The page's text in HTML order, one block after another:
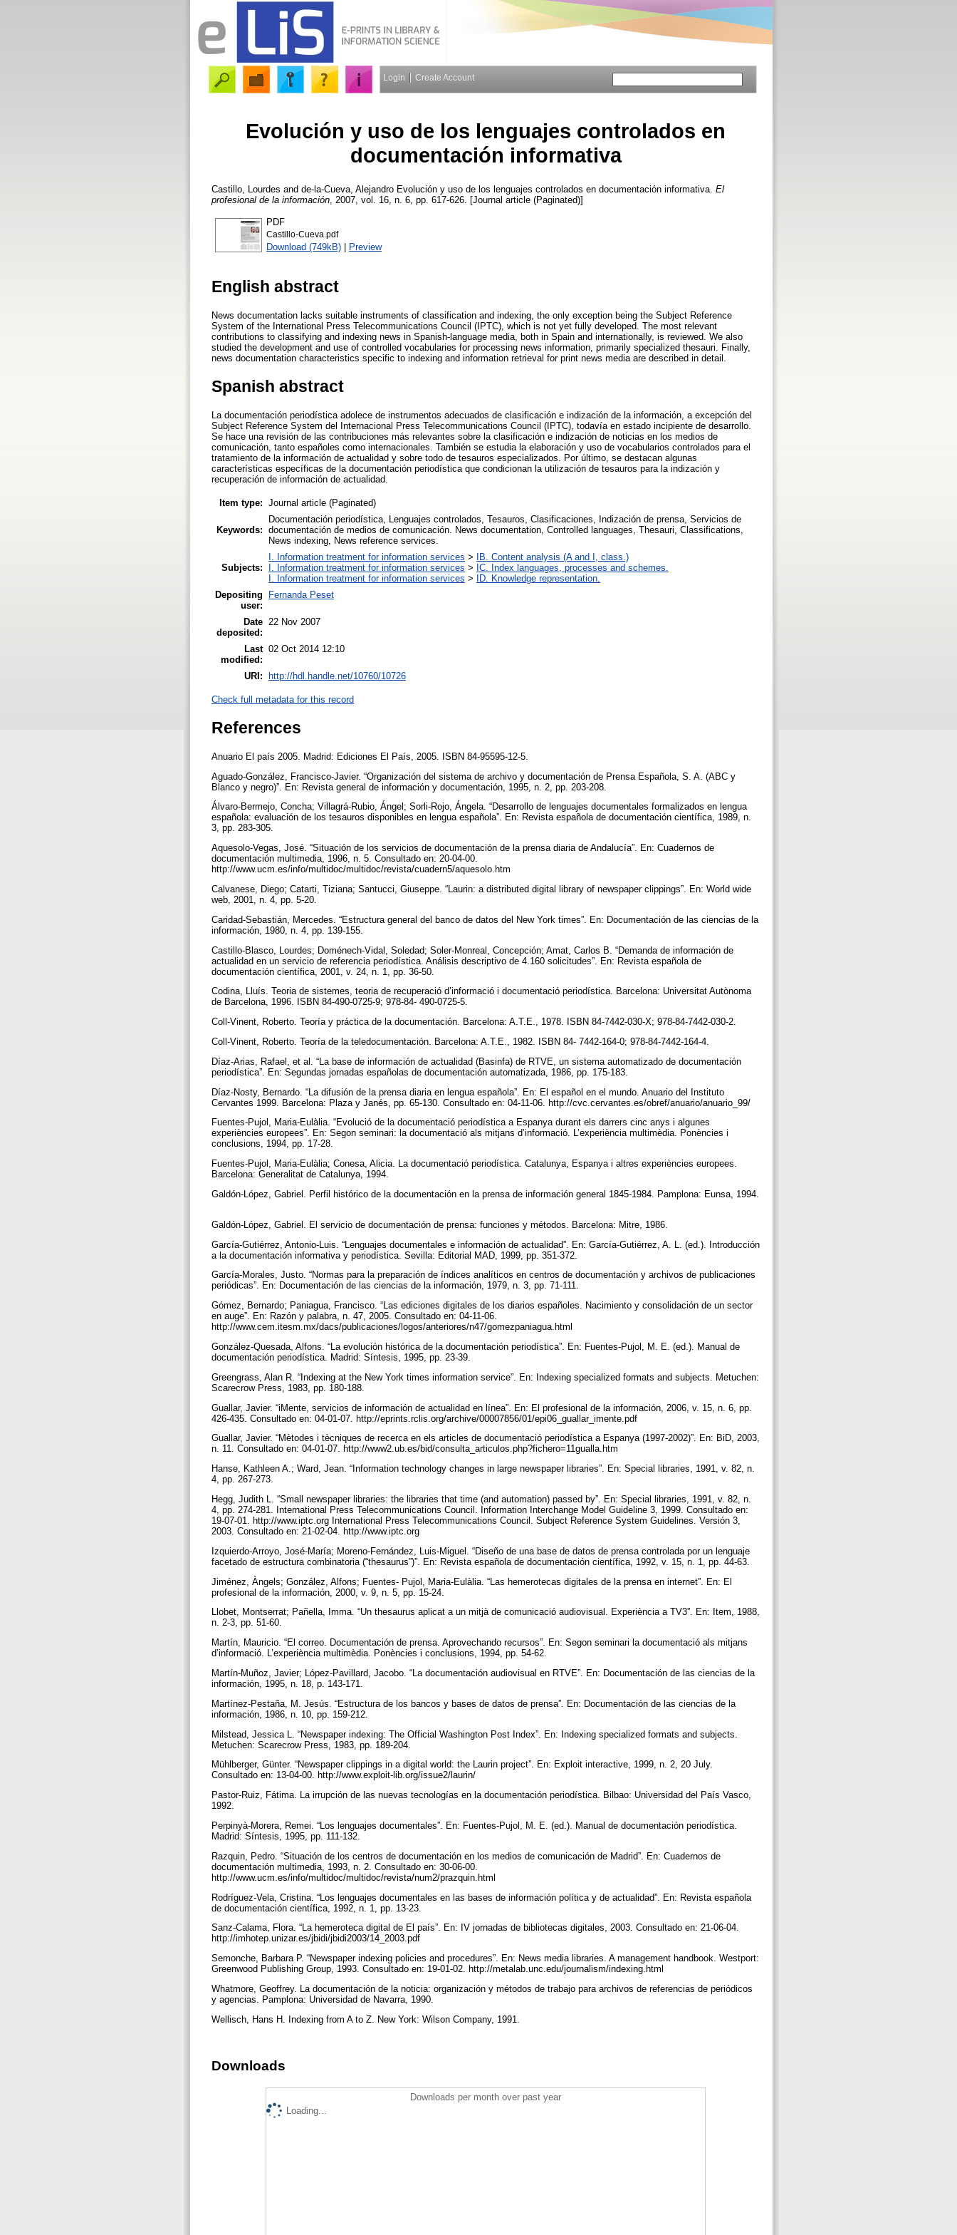
Login Create Account
Evolución y uso de los lenguajes controlados en
documentación informativa
Castillo, Lourdes and de-la-Cueva, Alejandro Evolución y uso de los lenguajes controlados en documentación informativa. El
profesional de la información , 2007, vol. 16, n. 6, pp. 617-626. [Journal article (Paginated)]
PDF
Castillo-Cueva.pdf
Download (749kB) | Preview
English abstract
News documentation lacks suitable instruments of classification and indexing, the only exception being the Subject Reference
System of the International Press Telecommunications Council (IPTC), which is not yet fully developed. The most relevant
contributions to classifying and indexing news in Spanish-language media, both in Spain and internationally, is reviewed. We also
studied the development and use of controlled vocabularies for processing news information, primarily specialized thesauri. Finally,
news documentation characteristics specific to indexing and information retrieval for print news media are described in detail.
Spanish abstract
La documentación periodística adolece de instrumentos adecuados de clasificación e indización de la información, a excepción del
Subject Reference System del Internacional Press Telecommunications Council (IPTC), todavía en estado incipiente de desarrollo.
Se hace una revisión de las contribuciones más relevantes sobre la clasificación e indización de noticias en los medios de
comunicación, tanto españoles como internacionales. También se estudia la elaboración y uso de vocabularios controlados para el
tratamiento de la información de actualidad y sobre todo de tesauros especializados. Por último, se destacan algunas
características específicas de la documentación periodística que condicionan la utilización de tesauros para la indización y
recuperación de información de actualidad.
Item type: Journal article (Paginated)
Keywords:
Documentación periodística, Lenguajes controlados, Tesauros, Clasificaciones, Indización de prensa, Servicios de
documentación de medios de comunicación. News documentation, Controlled languages, Thesauri, Classifications,
News indexing, News reference services.
Subjects:
I. Information treatment for information services >
IB. Content analysis (A and I, class.)
I. Information treatment for information services > IC. Index languages, processes and schemes.
I. Information treatment for information services >
ID. Knowledge representation.
Depositing
user:
Fernanda Peset
Date
deposited:
22 Nov 2007
Last
modified:
02 Oct 2014 12:10
URI: http://hdl.handle.net/10760/10726
Check full metadata for this record
References
Anuario El país 2005. Madrid: Ediciones El País, 2005. ISBN 84-95595-12-5.
Aguado-González, Francisco-Javier. “Organización del sistema de archivo y documentación de Prensa Española, S. A. (ABC y
Blanco y negro)”. En: Revista general de información y documentación, 1995, n. 2, pp. 203-208.
Álvaro-Bermejo, Concha; Villagrá-Rubio, Ángel; Sorli-Rojo, Ángela. “Desarrollo de lenguajes documentales formalizados en lengua
española: evaluación de los tesauros disponibles en lengua española”. En: Revista española de documentación científica, 1989, n.
3, pp. 283-305.
Aquesolo-Vegas, José. “Situación de los servicios de documentación de la prensa diaria de Andalucía”. En: Cuadernos de
documentación multimedia, 1996, n. 5. Consultado en: 20-04-00.
http://www.ucm.es/info/multidoc/multidoc/revista/cuadern5/aquesolo.htm
Calvanese, Diego; Catarti, Tiziana; Santucci, Giuseppe. “Laurin: a distributed digital library of newspaper clippings”. En: World wide
web, 2001, n. 4, pp. 5-20.
Caridad-Sebastián, Mercedes. “Estructura general del banco de datos del New York times”. En: Documentación de las ciencias de la
información, 1980, n. 4, pp. 139-155.
Castillo-Blasco, Lourdes; Doménech-Vidal, Soledad; Soler-Monreal, Concepción; Amat, Carlos B. “Demanda de información de
actualidad en un servicio de referencia periodística. Análisis descriptivo de 4.160 solicitudes”. En: Revista española de
documentación científica, 2001, v. 24, n. 1, pp. 36-50.
Codina, Lluís. Teoria de sistemes, teoria de recuperació d’informació i documentació periodística. Barcelona: Universitat Autònoma
de Barcelona, 1996. ISBN 84-490-0725-9; 978-84- 490-0725-5.
Coll-Vinent, Roberto. Teoría y práctica de la documentación. Barcelona: A.T.E., 1978. ISBN 84-7442-030-X; 978-84-7442-030-2.
Coll-Vinent, Roberto. Teoría de la teledocumentación. Barcelona: A.T.E., 1982. ISBN 84- 7442-164-0; 978-84-7442-164-4.
Díaz-Arias, Rafael, et al. “La base de información de actualidad (Basinfa) de RTVE, un sistema automatizado de documentación
periodística”. En: Segundas jornadas españolas de documentación automatizada, 1986, pp. 175-183.
Díaz-Nosty, Bernardo. “La difusión de la prensa diaria en lengua española”. En: El español en el mundo. Anuario del Instituto
Cervantes 1999. Barcelona: Plaza y Janés, pp. 65-130. Consultado en: 04-11-06. http://cvc.cervantes.es/obref/anuario/anuario_99/
Fuentes-Pujol, Maria-Eulàlia. “Evolució de la documentació periodística a Espanya durant els darrers cinc anys i algunes
experiències europees”. En: Segon seminari: la documentació als mitjans d’informació. L’experiència multimèdia. Ponències i
conclusions, 1994, pp. 17-28.
Fuentes-Pujol, Maria-Eulàlia; Conesa, Alicia. La documentació periodística. Catalunya, Espanya i altres experiències europees.
Barcelona: Generalitat de Catalunya, 1994.
Galdón-López, Gabriel. Perfil histórico de la documentación en la prensa de información general 1845-1984. Pamplona: Eunsa, 1994.
Galdón-López, Gabriel. El servicio de documentación de prensa: funciones y métodos. Barcelona: Mitre, 1986.
García-Gutiérrez, Antonio-Luis. “Lenguajes documentales e información de actualidad”. En: García-Gutiérrez, A. L. (ed.). Introducción
a la documentación informativa y periodística. Sevilla: Editorial MAD, 1999, pp. 351-372.
García-Morales, Justo. “Normas para la preparación de índices analíticos en centros de documentación y archivos de publicaciones
periódicas”. En: Documentación de las ciencias de la información, 1979, n. 3, pp. 71-111.
Gómez, Bernardo; Paniagua, Francisco. “Las ediciones digitales de los diarios españoles. Nacimiento y consolidación de un sector
en auge”. En: Razón y palabra, n. 47, 2005. Consultado en: 04-11-06.
http://www.cem.itesm.mx/dacs/publicaciones/logos/anteriores/n47/gomezpaniagua.html
González-Quesada, Alfons. “La evolución histórica de la documentación periodística”. En: Fuentes-Pujol, M. E. (ed.). Manual de
documentación periodística. Madrid: Síntesis, 1995, pp. 23-39.
Greengrass, Alan R. “Indexing at the New York times information service”. En: Indexing specialized formats and subjects. Metuchen:
Scarecrow Press, 1983, pp. 180-188.
Guallar, Javier. “iMente, servicios de información de actualidad en línea”. En: El profesional de la información, 2006, v. 15, n. 6, pp.
426-435. Consultado en: 04-01-07. http://eprints.rclis.org/archive/00007856/01/epi06_guallar_imente.pdf
Guallar, Javier. “Mètodes i tècniques de recerca en els articles de documentació periodística a Espanya (1997-2002)”. En: BiD, 2003,
n. 11. Consultado en: 04-01-07. http://www2.ub.es/bid/consulta_articulos.php?fichero=11gualla.htm
Hanse, Kathleen A.; Ward, Jean. “Information technology changes in large newspaper libraries”. En: Special libraries, 1991, v. 82, n.
4, pp. 267-273.
Hegg, Judith L. “Small newspaper libraries: the libraries that time (and automation) passed by”. En: Special libraries, 1991, v. 82, n.
4, pp. 274-281. International Press Telecommunications Council. Information Interchange Model Guideline 3, 1999. Consultado en:
19-07-01. http://www.iptc.org International Press Telecommunications Council. Subject Reference System Guidelines. Versión 3,
2003. Consultado en: 21-02-04. http://www.iptc.org
Izquierdo-Arroyo, José-María; Moreno-Fernández, Luis-Miguel. “Diseño de una base de datos de prensa controlada por un lenguaje
facetado de estructura combinatoria (“thesaurus”)”. En: Revista española de documentación científica, 1992, v. 15, n. 1, pp. 44-63.
Jiménez, Àngels; González, Alfons; Fuentes- Pujol, Maria-Eulàlia. “Las hemerotecas digitales de la prensa en internet”. En: El
profesional de la información, 2000, v. 9, n. 5, pp. 15-24.
Llobet, Montserrat; Pañella, Imma. “Un thesaurus aplicat a un mitjà de comunicació audiovisual. Experiència a TV3”. En: Item, 1988,
n. 2-3, pp. 51-60.
Martín, Mauricio. “El correo. Documentación de prensa. Aprovechando recursos”. En: Segon seminari la documentació als mitjans
d’informació. L’experiència multimèdia. Ponències i conclusions, 1994, pp. 54-62.
Martín-Muñoz, Javier; López-Pavillard, Jacobo. “La documentación audiovisual en RTVE”. En: Documentación de las ciencias de la
información, 1995, n. 18, p. 143-171.
Martínez-Pestaña, M. Jesús. “Estructura de los bancos y bases de datos de prensa”. En: Documentación de las ciencias de la
información, 1986, n. 10, pp. 159-212.
Milstead, Jessica L. “Newspaper indexing: The Official Washington Post Index”. En: Indexing specialized formats and subjects.
Metuchen: Scarecrow Press, 1983, pp. 189-204.
Mühlberger, Günter. “Newspaper clippings in a digital world: the Laurin project”. En: Exploit interactive, 1999, n. 2, 20 July.
Consultado en: 13-04-00. http://www.exploit-lib.org/issue2/laurin/
Pastor-Ruiz, Fátima. La irrupción de las nuevas tecnologías en la documentación periodística. Bilbao: Universidad del País Vasco,
1992.
Perpinyà-Morera, Remei. “Los lenguajes documentales”. En: Fuentes-Pujol, M. E. (ed.). Manual de documentación periodística.
Madrid: Síntesis, 1995, pp. 111-132.
Razquin, Pedro. “Situación de los centros de documentación en los medios de comunicación de Madrid”. En: Cuadernos de
documentación multimedia, 1993, n. 2. Consultado en: 30-06-00.
http://www.ucm.es/info/multidoc/multidoc/revista/num2/prazquin.html
Rodríguez-Vela, Cristina. “Los lenguajes documentales en las bases de información política y de actualidad”. En: Revista española
de documentación científica, 1992, n. 1, pp. 13-23.
Sanz-Calama, Flora. “La hemeroteca digital de El país”. En: IV jornadas de bibliotecas digitales, 2003. Consultado en: 21-06-04.
http://imhotep.unizar.es/jbidi/jbidi2003/14_2003.pdf
Semonche, Barbara P. “Newspaper indexing policies and procedures”. En: News media libraries. A management handbook. Westport:
Greenwood Publishing Group, 1993. Consultado en: 19-01-02. http://metalab.unc.edu/journalism/indexing.html
Whatmore, Geoffrey. La documentación de la noticia: organización y métodos de trabajo para archivos de referencias de periódicos
y agencias. Pamplona: Universidad de Navarra, 1990.
Wellisch, Hans H. Indexing from A to Z. New York: Wilson Company, 1991.
Downloads
Downloads per month over past year
Loading...